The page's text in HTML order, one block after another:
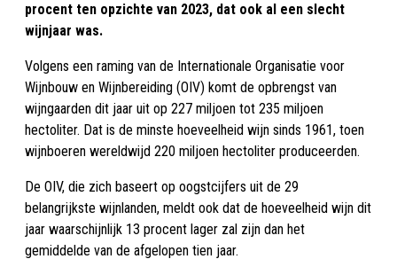
procent ten opzichte van 2023, dat ook al een slecht
wijnjaar was.
Volgens een raming van de Internationale Organisatie voor
Wijnbouw en Wijnbereiding (OIV) komt de opbrengst van
wijngaarden dit jaar uit op 227 miljoen tot 235 miljoen
hectoliter. Dat is de minste hoeveelheid wijn sinds 1961, toen
wijnboeren wereldwijd 220 miljoen hectoliter produceerden.
De OIV, die zich baseert op oogstcijfers uit de 29
belangrijkste wijnlanden, meldt ook dat de hoeveelheid wijn dit
jaar waarschijnlijk 13 procent lager zal zijn dan het
gemiddelde van de afgelopen tien jaar.